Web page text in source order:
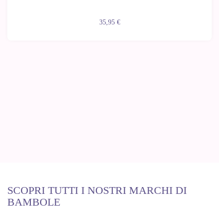
35,95 €
SCOPRI TUTTI I NOSTRI MARCHI DI
BAMBOLE